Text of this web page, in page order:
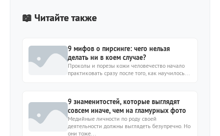
📖 Читайте также
9 мифов о пирсинге: чего нельзя
делать ни в коем случае?
Проколы и порезы кожи человечество начало
практиковать сразу после того, как научилось...
9 знаменитостей, которые выглядят
совсем иначе, чем на гламурных фото
Медийные личности по роду своей
деятельности должны выглядеть безупречно. Но
они тоже...